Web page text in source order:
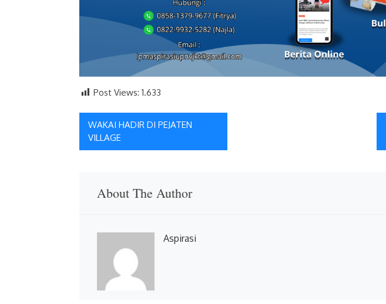
Post Views: 1.633
Navigasi
pos
WAKAI HADIR DI PEJATEN
VILLAGE
About The Author
Aspirasi